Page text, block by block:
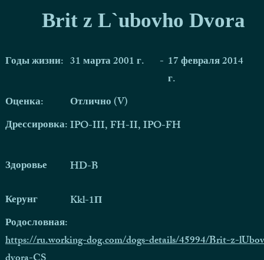
Brit z L`ubovho Dvora
Годы жизни: 31 марта 2001 г. - 17 февраля 2014
г.
Оценка:
Отлично (V)
Дрессировка:IPO-III, FH-II, IPO-FH
Здоровье
HD-B
Керунг
Kkl-1П
Родословная:
https://ru.working-dog.com/dogs-details/45994/Brit-z-